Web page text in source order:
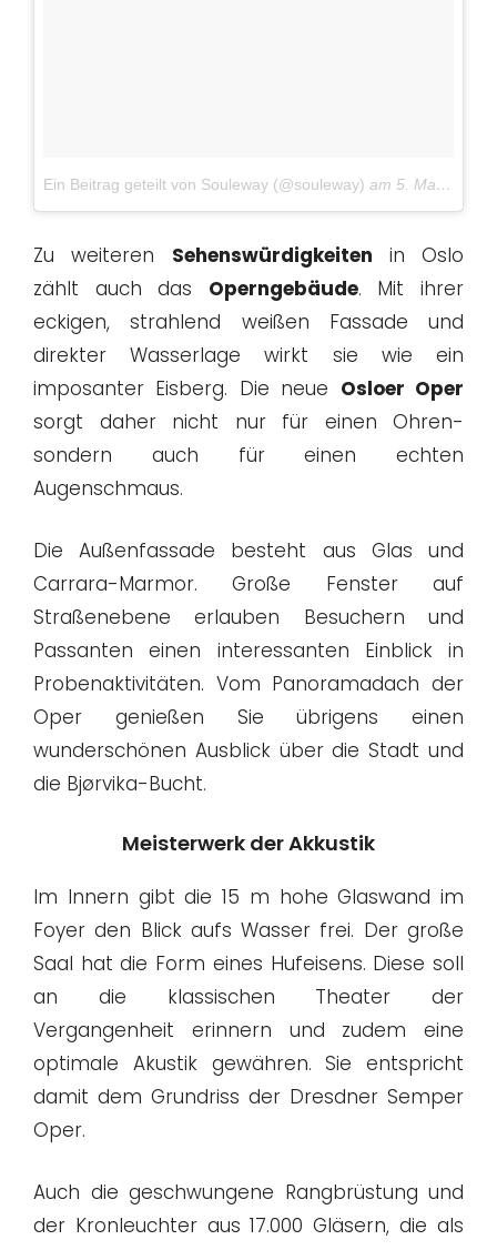
Ein Beitrag geteilt von Souleway (@souleway) am 5. Mai 2017 um 9:48 Uhr
Zu weiteren Sehenswürdigkeiten in Oslo
zählt auch das Operngebäude. Mit ihrer
eckigen, strahlend weißen Fassade und
direkter Wasserlage wirkt sie wie ein
imposanter Eisberg. Die neue Osloer Oper
sorgt daher nicht nur für einen Ohren-
sondern auch für einen echten
Augenschmaus.
Die Außenfassade besteht aus Glas und
Carrara-Marmor. Große Fenster auf
Straßenebene erlauben Besuchern und
Passanten einen interessanten Einblick in
Probenaktivitäten. Vom Panoramadach der
Oper genießen Sie übrigens einen
wunderschönen Ausblick über die Stadt und
die Bjørvika-Bucht.
Meisterwerk der Akkustik
Im Innern gibt die 15 m hohe Glaswand im
Foyer den Blick aufs Wasser frei. Der große
Saal hat die Form eines Hufeisens. Diese soll
an die klassischen Theater der
Vergangenheit erinnern und zudem eine
optimale Akustik gewähren. Sie entspricht
damit dem Grundriss der Dresdner Semper
Oper.
Auch die geschwungene Rangbrüstung und
der Kronleuchter aus 17.000 Gläsern, die als